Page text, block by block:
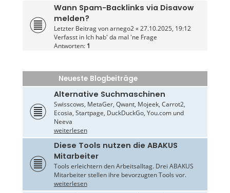
Wann Spam-Backlinks via Disavow
melden?
Letzter Beitrag vonarnego2«27.10.2025, 19:12
Verfasst in Ich hab' da mal 'ne Frage
Antworten: 1
Neueste Blogbeiträge
Alternative Suchmaschinen
Swisscows, MetaGer, Qwant, Mojeek, Carrot2,
Ecosia, Startpage, DuckDuckGo, You.com und
Neeva
weiterlesen
Diese Tools nutzen die ABAKUS
Mitarbeiter
Tools erleichtern den Arbeitsalltag. Drei ABAKUS
Mitarbeiter stellen ihre bevorzugten Tools vor.
weiterlesen